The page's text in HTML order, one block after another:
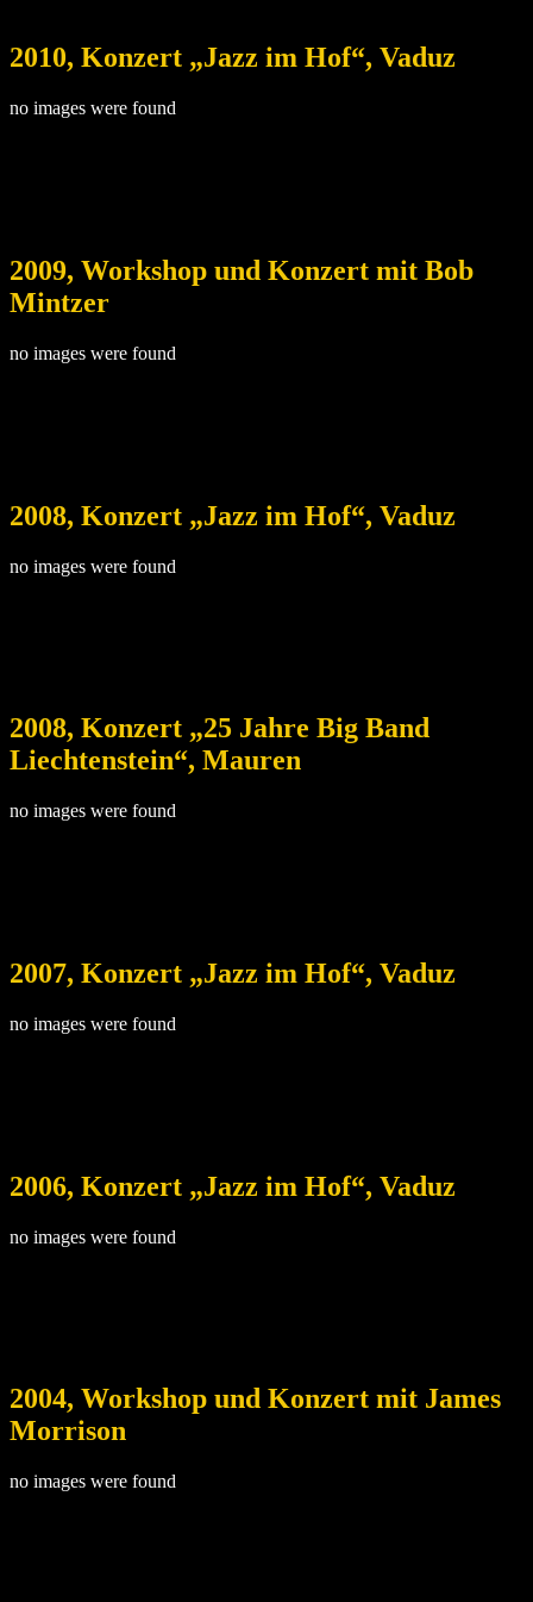
2010, Konzert „Jazz im Hof“, Vaduz
no images were found
2009, Workshop und Konzert mit Bob
Mintzer
no images were found
2008, Konzert „Jazz im Hof“, Vaduz
no images were found
2008, Konzert „25 Jahre Big Band
Liechtenstein“, Mauren
no images were found
2007, Konzert „Jazz im Hof“, Vaduz
no images were found
2006, Konzert „Jazz im Hof“, Vaduz
no images were found
2004, Workshop und Konzert mit James
Morrison
no images were found